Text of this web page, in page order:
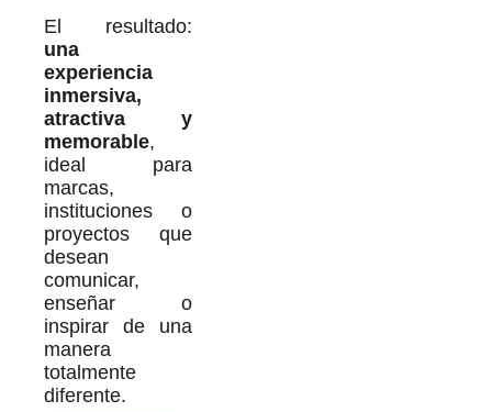
El resultado:
una
experiencia
inmersiva,
atractiva y
memorable,
ideal para
marcas,
instituciones o
proyectos que
desean
comunicar,
enseñar o
inspirar de una
manera
totalmente
diferente.